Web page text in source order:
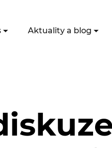
Aktuality a blog